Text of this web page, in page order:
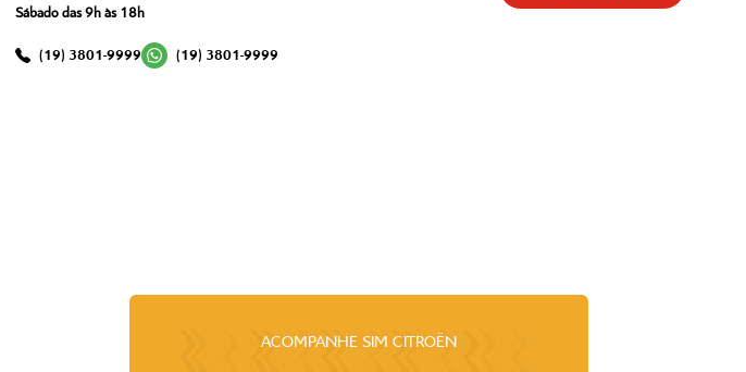
Sábado das 9h às 18h
(19) 3801-9999 (19) 3801-9999
ACOMPANHE SIM CITROËN